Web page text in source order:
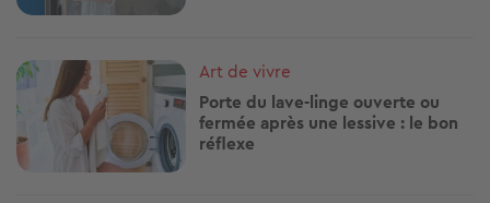
Image
Art de vivre
Porte du lave-linge ouverte ou
fermée après une lessive : le bon
réflexe